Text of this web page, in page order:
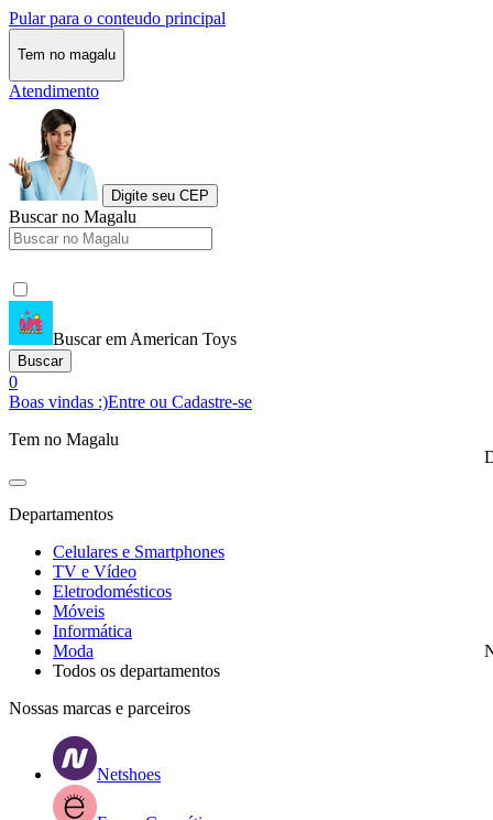
Pular para o conteudo principal
Tem no magalu
Atendimento
Digite seu CEP
Buscar no Magalu
Buscar em American Toys
Buscar
0
Boas vindas :)Entre ou Cadastre-se
Tem no Magalu
Departamentos
Celulares e Smartphones
TV e Vídeo
Eletrodomésticos
Móveis
Informática
Moda
Todos os departamentos
Nossas marcas e parceiros
Netshoes